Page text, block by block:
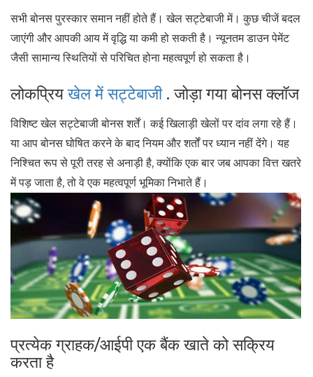
सभी बोनस पुरस्कार समान नहीं होते हैं। खेल सट्टेबाजी में। कुछ चीजें बदल
जाएंगी और आपकी आय में वृद्धि या कमी हो सकती है। न्यूनतम डाउन पेमेंट
जैसी सामान्य स्थितियों से परिचित होना महत्वपूर्ण हो सकता है।
लोकप्रियखेल में सट्टेबाजी. जोड़ा गया बोनस क्लॉज
विशिष्ट खेल सट्टेबाजी बोनस शर्तें। कई खिलाड़ी खेलों पर दांव लगा रहे हैं।
या आप बोनस घोषित करने के बाद नियम और शर्तों पर ध्यान नहीं देंगे। यह
निश्चित रूप से पूरी तरह से अनाड़ी है, क्योंकि एक बार जब आपका वित्त खतरे
में पड़ जाता है, तो वे एक महत्वपूर्ण भूमिका निभाते हैं।
प्रत्येक ग्राहक/आईपी एक बैंक खाते को सक्रिय
करता है